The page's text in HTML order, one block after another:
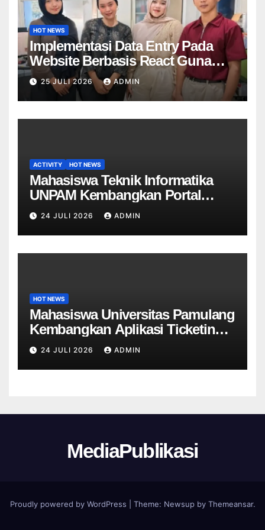
HOT NEWS
Implementasi Data Entry Pada
Website Berbasis React Guna
Meningkatkan Kualitas Data Unit
Di PT Mitra Dekostel Utama
25 JULI 2026 ADMIN
ACTIVITY HOT NEWS
Mahasiswa Teknik Informatika
UNPAM Kembangkan Portal
Informasi Sekolah Berbasis Web
untuk SDN Curug 4
24 JULI 2026 ADMIN
HOT NEWS
Mahasiswa Universitas Pamulang
Kembangkan Aplikasi Ticketing
Helpdesk untuk Divisi Sapras
Universitas Tangerang raya
24 JULI 2026 ADMIN
MediaPublikasi
Proudly powered by WordPress Theme: Newsupby Themeansar.